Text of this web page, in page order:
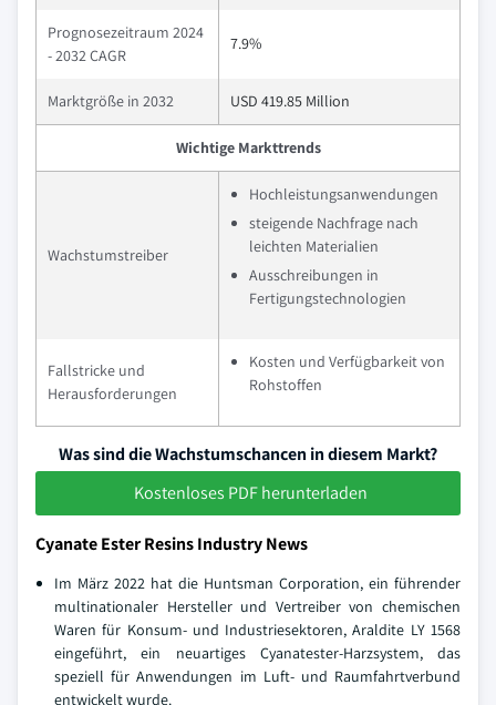
Prognosezeitraum 2024
- 2032 CAGR
7.9%
Marktgröße in 2032 USD 419.85 Million
Wichtige Markttrends
Wachstumstreiber
Hochleistungsanwendungen
steigende Nachfrage nach
leichten Materialien
Ausschreibungen in
Fertigungstechnologien
Fallstricke und
Herausforderungen
Kosten und Verfügbarkeit von
Rohstoffen
Was sind die Wachstumschancen in diesem Markt?
Kostenloses PDF herunterladen
Cyanate Ester Resins Industry News
Im März 2022 hat die Huntsman Corporation, ein führender
multinationaler Hersteller und Vertreiber von chemischen
Waren für Konsum- und Industriesektoren, Araldite LY 1568
eingeführt, ein neuartiges Cyanatester-Harzsystem, das
speziell für Anwendungen im Luft- und Raumfahrtverbund
entwickelt wurde.